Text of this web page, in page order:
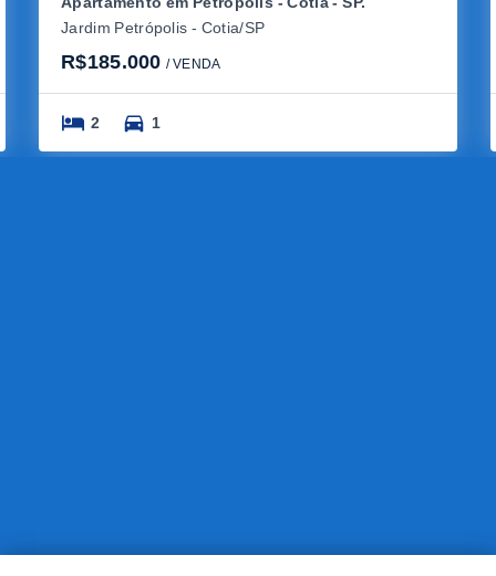
Jardim Petrópolis - Cotia/SP
R$185.000 / VENDA
2 1